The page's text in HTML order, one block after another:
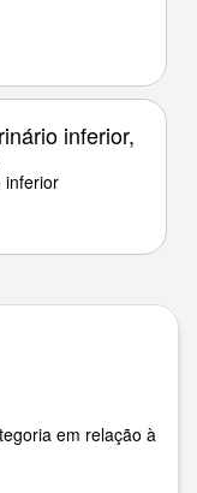
inferior,
inferior
em relação à